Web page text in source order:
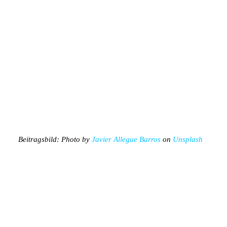
Beitragsbild: Photo by Javier Allegue Barros on Unsplash